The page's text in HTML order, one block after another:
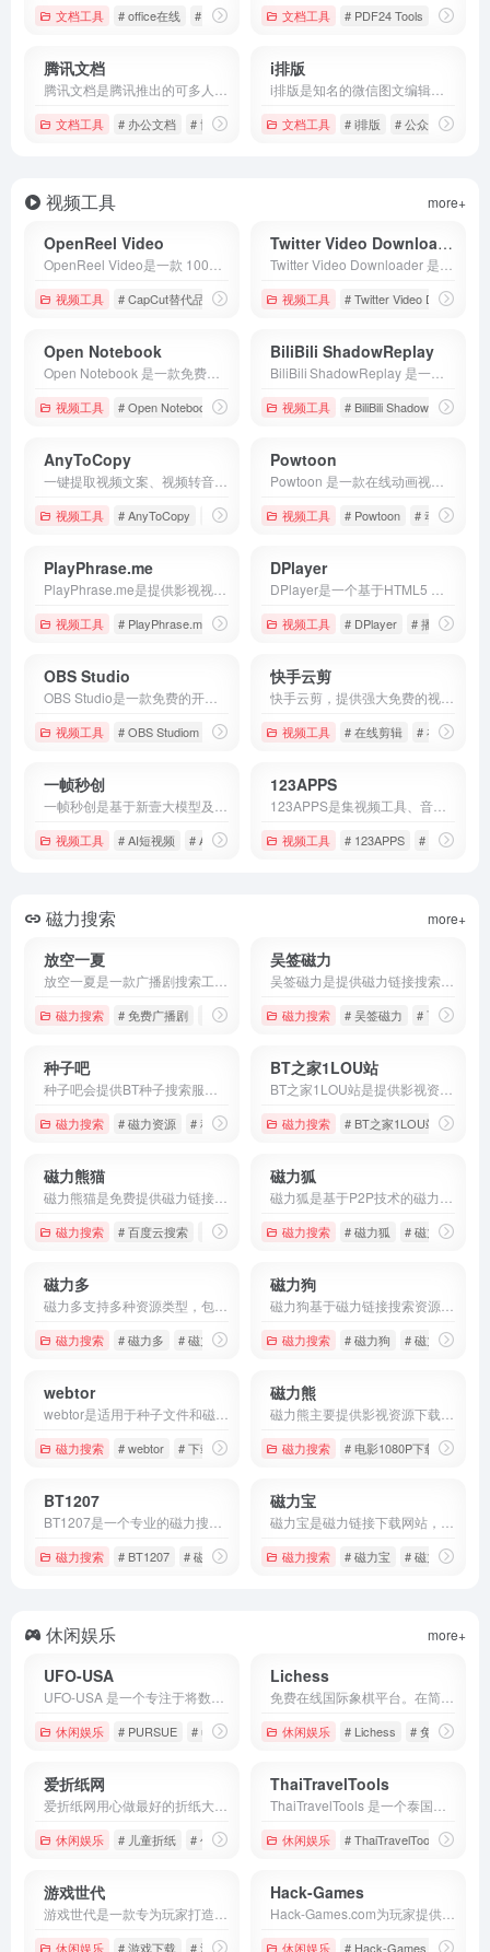
文档工具 # office在线 # 印象笔记 # 在线办公软件
文档工具 # PDF24 Tools # PDF在
腾讯文档
文档工具 # 办公文档 # 协同编辑 # 在线编辑
i排版
文档工具 # i排版 # 公众号文章美
视频工具 more+
OpenReel Video
视频工具 # CapCut替代品 # OpenReel Video # 开源视频编辑
Twitter Video Downloader
视频工具 # Twitter Video Downloader
Open Notebook
视频工具 # Open Notebook # 便捷笔记软件 # 免费笔记管理
BiliBili ShadowReplay
视频工具 # BiliBili ShadowReplay
AnyToCopy
视频工具 # AnyToCopy # 图片去水印 # 图片水印提取
Powtoon
视频工具 # Powtoon # 动态视频
PlayPhrase.me
视频工具 # PlayPhrase.me # 免费电影 # 电影资源
DPlayer
视频工具 # DPlayer # 播放软件
OBS Studio
视频工具 # OBS Studiom # 开源软件 # 直播录制
快手云剪
视频工具 # 在线剪辑 # 在线编辑
一帧秒创
视频工具 # AI短视频 # AI视频生成 # AI配音
123APPS
视频工具 # 123APPS # PDF转换
磁力搜索 more+
放空一夏
磁力搜索 # 免费广播剧 # 广播剧分享 # 广播剧搜索
吴签磁力
磁力搜索 # 吴签磁力 # 百度云搜索
种子吧
磁力搜索 # 磁力资源 # 种子下载 # 种子吧
BT之家1LOU站
磁力搜索 # BT之家1LOU站 # bt种
磁力熊猫
磁力搜索 # 百度云搜索 # 磁力搜索 # 磁力熊猫
磁力狐
磁力搜索 # 磁力狐 # 磁力资源
磁力多
磁力搜索 # 磁力多 # 磁力资源 # 磁力链接
磁力狗
磁力搜索 # 磁力狗 # 磁力资源
webtor
磁力搜索 # webtor # 下载工具 # 种子下载
磁力熊
磁力搜索 # 电影1080P下载 # 电影
BT1207
磁力搜索 # BT1207 # 磁力搜索 # 磁力资源
磁力宝
磁力搜索 # 磁力宝 # 磁力链接
休闲娱乐 more+
UFO-USA
休闲娱乐 # PURSUE # ufo # UFO-USA
Lichess
休闲娱乐 # Lichess # 免费象棋
爱折纸网
休闲娱乐 # 儿童折纸 # 创意折纸 # 手工折纸
ThaiTravelTools
休闲娱乐 # ThaiTravelTools # 旅游
游戏世代
休闲娱乐 # 游戏下载 # 游戏世代 # 游戏资源
Hack-Games
休闲娱乐 # Hack-Games # 在线